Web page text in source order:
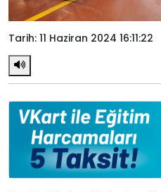
Tarih: 11 Haziran 2024 16:11:22